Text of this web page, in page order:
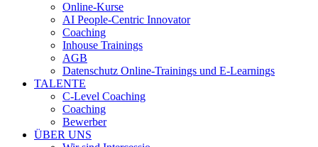
Online-Kurse
AI People-Centric Innovator
Coaching
Inhouse Trainings
AGB
Datenschutz Online-Trainings und E-Learnings
TALENTE
C-Level Coaching
Coaching
Bewerber
ÜBER UNS